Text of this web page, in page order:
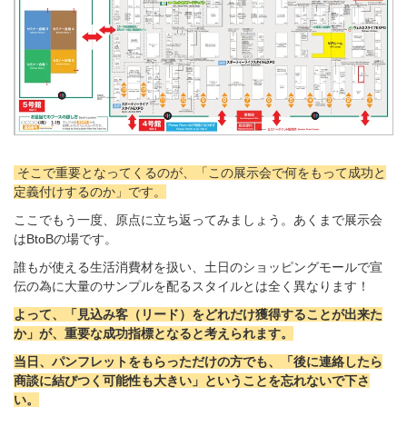
そこで重要となってくるのが、「この展示会で何をもって成功と
定義付けするのか」です。
ここでもう一度、原点に立ち返ってみましょう。あくまで展示会
はBtoBの場です。
誰もが使える生活消費材を扱い、土日のショッピングモールで宣
伝の為に大量のサンプルを配るスタイルとは全く異なります！
よって、「見込み客（リード）をどれだけ獲得することが出来た
か」が、重要な成功指標となると考えられます。
当日、パンフレットをもらっただけの方でも、「後に連絡したら
商談に結びつく可能性も大きい」ということを忘れないで下さ
い。